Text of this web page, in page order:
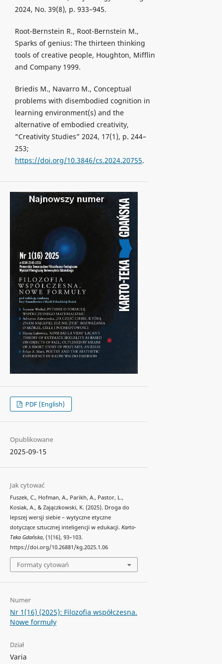
2024, No. 39(8), p. 933–945.
Root-Bernstein R., Root-Bernstein M.,
Sparks of genius: The thirteen thinking
tools of creative people, Houghton, Mifflin
and Company 1999.
Briedis M., Navarro M., Conceptual
problems with disembodied cognition in
learning environment(s) and the
alternative of embodied creativity,
“Creativity Studies” 2024, 17(1), p. 244–
253;
https://doi.org/10.3846/cs.2024.20755.
PDF (English)
Opublikowane
2025-09-15
Jak cytować
Fuszek, C., Hofman, A., Parikh, A., Pastor, L.,
Kosiak, A., & Zajączkowski, K. (2025). Droga do
lepszej wersji siebie – wytyczne etyczne
dotyczące sztucznej inteligencji w edukacji. Karto-
Teka Gdańska, (1(16), 93–103.
https://doi.org/10.26881/kg.2025.1.06
Formaty cytowań
Numer
Nr 1(16) (2025): Filozofia współczesna.
Nowe formuły
Dział
Varia